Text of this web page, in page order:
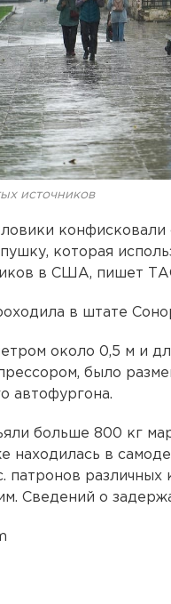
источников
которая
в США, пишет
в штате
около 0,5 м и
было
автофургона.
больше 800 кг
находилась в
патронов различных
Сведений о